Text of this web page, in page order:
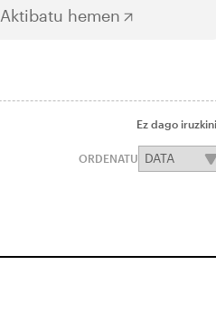
Aktibatu hemen
Ez dago
ORDENATU